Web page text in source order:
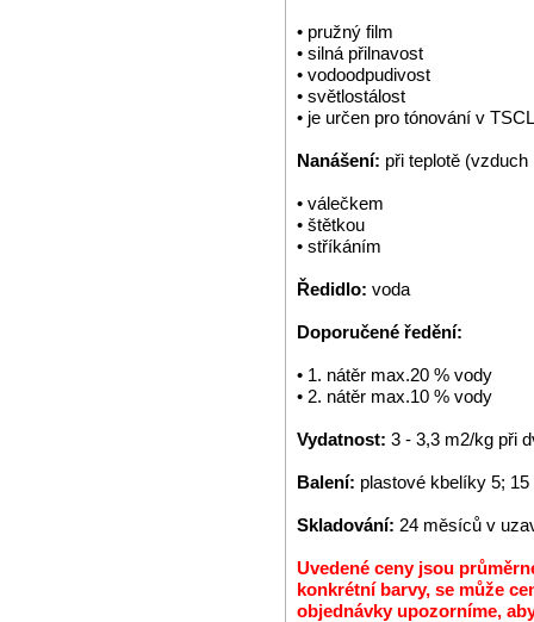
• pružný film
• silná přilnavost
• vodoodpudivost
• světlostálost
• je určen pro tónování v
Nanášení: při teplotě
• válečkem
• štětkou
• stříkáním
Ředidlo: voda
Doporučené ředění:
• 1. nátěr max.20 % vody
• 2. nátěr max.10 % vody
Vydatnost: 3 - 3,3 m2/kg při
Balení: plastové kbelíky 5; 15
Skladování: 24 měsíců v
Uvedené ceny jsou
konkrétní barvy, se může
objednávky upozorníme,